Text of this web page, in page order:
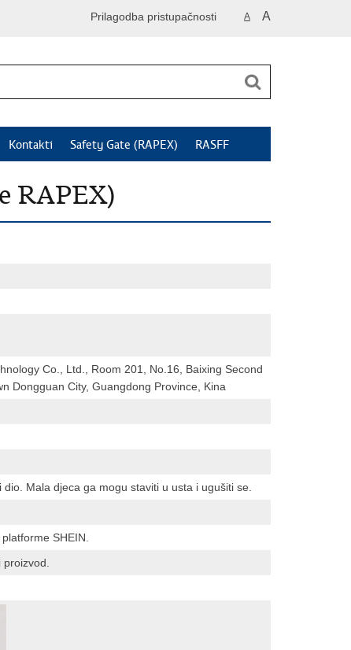
A A
Prilagodba pristupačnosti
Kontakti Safety Gate (RAPEX) RASFF
RAPEX)
Co., Ltd., Room 201, No.16, Baixing Second
Dongguan City, Guangdong Province, Kina
Mala djeca ga mogu staviti u usta i ugušiti se.
SHEIN.